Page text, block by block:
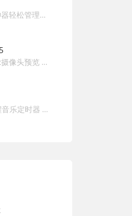
）
本？
更高版本，确保广泛适用。
式，即可自动隐藏图标并显
私政策严格保护用户信息。
专业Mac桌面整理神器轻松管理图标文件应用 iCollections for Mac
菜单栏一键查看Mac摄像头预览 Hand Mirror for Mac
菜单栏精美闹钟唤醒音乐定时器 Awaken for Mac